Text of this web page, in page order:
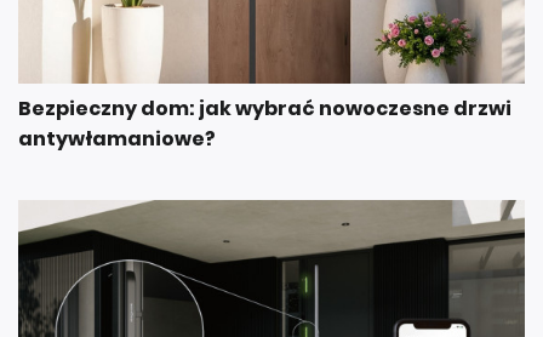
Bezpieczny dom: jak wybrać nowoczesne drzwi
antywłamaniowe?